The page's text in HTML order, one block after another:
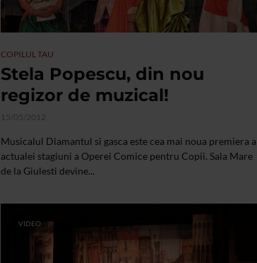
COPILUL TAU
Stela Popescu, din nou
regizor de muzical!
15/05/2012
Musicalul Diamantul si gasca este cea mai noua premiera a
actualei stagiuni a Operei Comice pentru Copii. Sala Mare
de la Giulesti devine...
VIDEO